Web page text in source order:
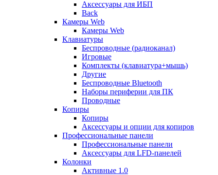
Аксессуары для ИБП
Back
Камеры Web
Камеры Web
Клавиатуры
Беспроводные (радиоканал)
Игровые
Комплекты (клавиатура+мышь)
Другие
Беспроводные Bluetooth
Наборы периферии для ПК
Проводные
Копиры
Копиры
Аксессуары и опции для копиров
Профессиональные панели
Профессиональные панели
Аксессуары для LFD-панелей
Колонки
Активные 1.0